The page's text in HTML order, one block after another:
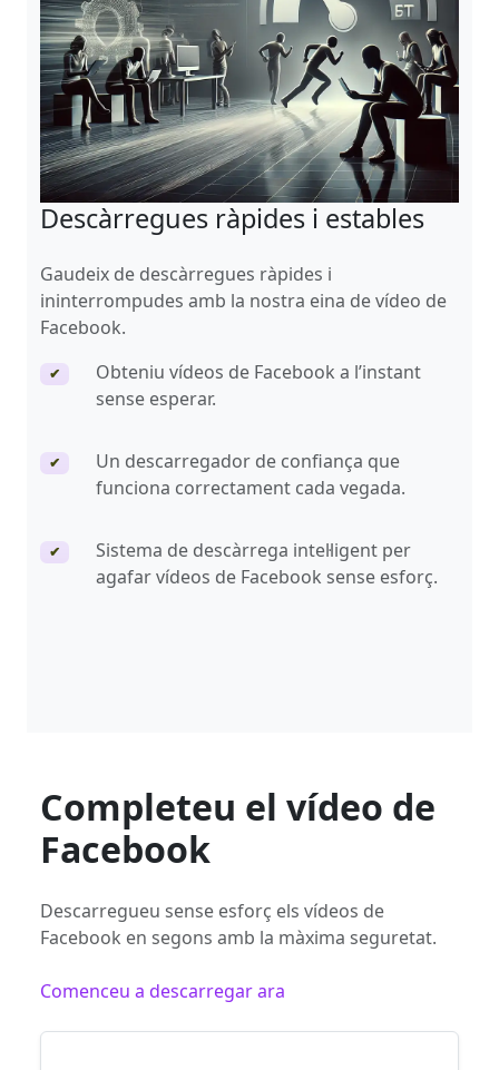
Descàrregues ràpides i estables
Gaudeix de descàrregues ràpides i
ininterrompudes amb la nostra eina de vídeo de
Facebook.
✔
Obteniu vídeos de Facebook a l’instant
sense esperar.
✔
Un descarregador de confiança que
funciona correctament cada vegada.
✔
Sistema de descàrrega intel·ligent per
agafar vídeos de Facebook sense esforç.
Completeu el vídeo de
Facebook
Descarregueu sense esforç els vídeos de
Facebook en segons amb la màxima seguretat.
Comenceu a descarregar ara